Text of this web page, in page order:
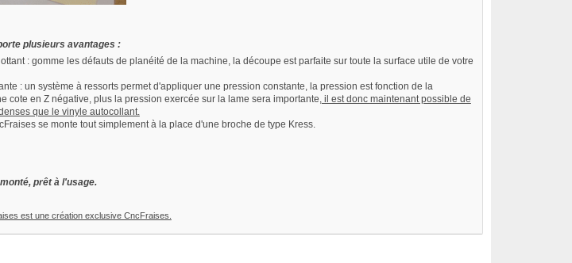
plusieurs avantages :
: gomme les défauts de planéité de la machine, la découpe est parfaite sur toute la surface utile de votre
: un système à ressorts permet d'appliquer une pression constante, la pression est fonction de la
cote en Z négative, plus la pression exercée sur la lame sera importante,il est donc maintenant possible de
que le vinyle autocollant.
se monte tout simplement à la place d'une broche de type Kress.
prêt à l'usage.
est une création exclusive CncFraises.